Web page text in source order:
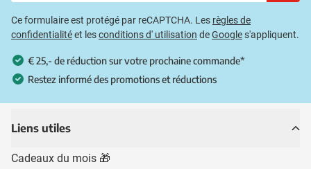
Ce formulaire est protégé par reCAPTCHA. Les règles de
confidentialitéet lesconditions d' utilisation deGoogles'appliquent.
€ 25,- de réduction sur votre prochaine commande*
Restez informé des promotions et réductions
Liens utiles
Cadeaux du mois 🎁